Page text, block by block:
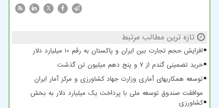
X
تازه ترین مطالب مرتبط
افزایش حجم تجارت بین ایران و پاکستان به رقم 10 میلیارد دلار
خرید تضمینی گندم از ۷ و پنج دهم میلیون تن گذشت
توسعه همکاریهای آماری وزارت جهاد کشاورزی و مرکز آمار ایران
موافقت صندوق توسعه ملی با پرداخت یک میلیارد دلار به بخش
کشاورزی